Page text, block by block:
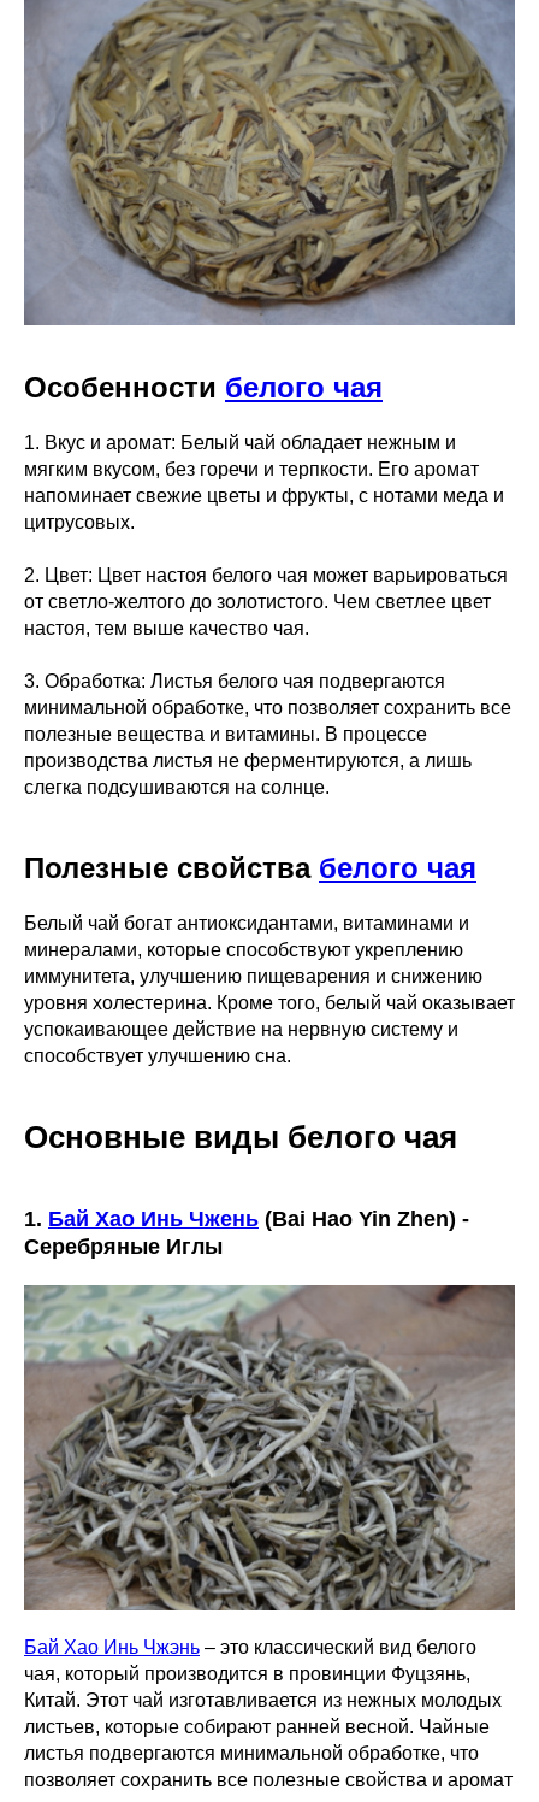
Особенности белого чая
1. Вкус и аромат: Белый чай обладает нежным и
мягким вкусом, без горечи и терпкости. Его аромат
напоминает свежие цветы и фрукты, с нотами меда и
цитрусовых.
2. Цвет: Цвет настоя белого чая может варьироваться
от светло-желтого до золотистого. Чем светлее цвет
настоя, тем выше качество чая.
3. Обработка: Листья белого чая подвергаются
минимальной обработке, что позволяет сохранить все
полезные вещества и витамины. В процессе
производства листья не ферментируются, а лишь
слегка подсушиваются на солнце.
Полезные свойства белого чая
Белый чай богат антиоксидантами, витаминами и
минералами, которые способствуют укреплению
иммунитета, улучшению пищеварения и снижению
уровня холестерина. Кроме того, белый чай оказывает
успокаивающее действие на нервную систему и
способствует улучшению сна.
Основные виды белого чая
1. Бай Хао Инь Чжень (Bai Hao Yin Zhen) -
Серебряные Иглы
Бай Хао Инь Чжэнь – это классический вид белого
чая, который производится в провинции Фуцзянь,
Китай. Этот чай изготавливается из нежных молодых
листьев, которые собирают ранней весной. Чайные
листья подвергаются минимальной обработке, что
позволяет сохранить все полезные свойства и аромат